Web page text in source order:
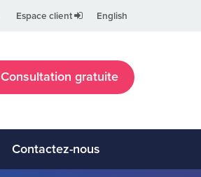
English
Espace client
Consultation gratuite
Contactez-nous